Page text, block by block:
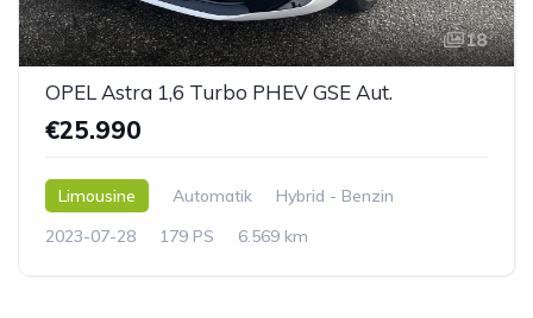
18
OPEL Astra 1,6 Turbo PHEV GSE Aut.
€25.990
Limousine Automatik
Hybrid - Benzin
2023-07-28
179 PS 6.569 km